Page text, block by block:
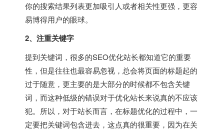
你的搜索结果列表更加吸引人或者相关性更强，更容
易博得用户的眼球。
2、注重关键字
提到关键词，很多的SEO优化站长都知道它的重要
性，但是往往也最容易忽视，总会将页面的标题起的
过于随意，更主要的是大部分的时候都不包含关键
词，而这种低级的错误对于优化站长来说真的不应该
犯。所以，对于站长而言，在标题优化的过程中，一
定要把关键词包含进去，这点真的很重要，因为在关